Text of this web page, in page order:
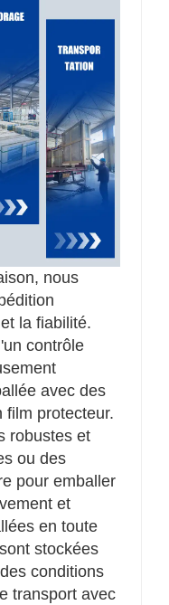
nous
la fiabilité.
contrôle
avec des
film protecteur.
robustes et
ou des
pour emballer
et
en toute
stockées
conditions
transport avec